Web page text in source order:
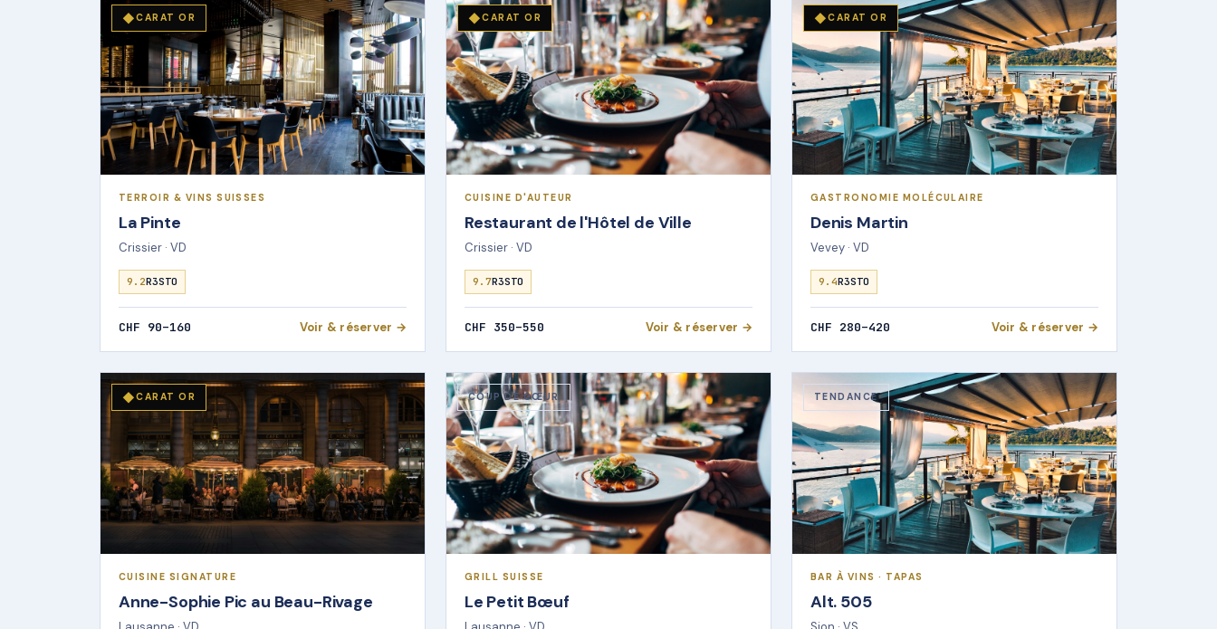
◆CARAT OR
TERROIR & VINS SUISSES
La Pinte
Crissier · VD
9.2R3STO
CHF 90–160 Voir & réserver →
◆CARAT OR
CUISINE D'AUTEUR
Restaurant de l'Hôtel de Ville
Crissier · VD
9.7R3STO
CHF 350–550 Voir & réserver →
◆CARAT OR
GASTRONOMIE MOLÉCULAIRE
Denis Martin
Vevey · VD
9.4R3STO
CHF 280–420 Voir & réserver →
◆CARAT OR
CUISINE SIGNATURE
Anne-Sophie Pic au Beau-Rivage
COUP DE CŒUR
GRILL SUISSE
Le Petit Bœuf
TENDANCE
BAR À VINS · TAPAS
Alt. 505